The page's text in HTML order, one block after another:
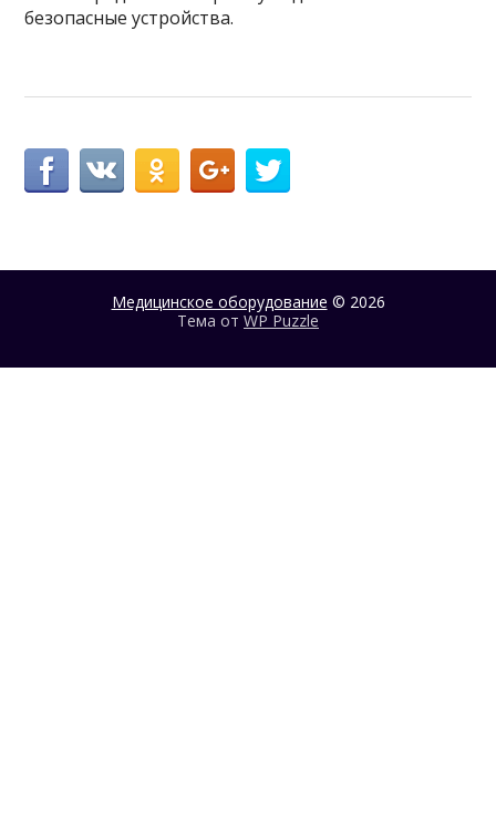
безопасные устройства.
Медицинское оборудование © 2026
Тема от WP Puzzle